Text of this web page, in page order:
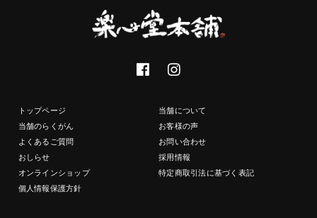
トップページ
当舗について
当舗のらくがん
お客様の声
よくあるご質問
お問い合わせ
おしらせ
採用情報
オンラインショップ
特定商取引法に基づく表記
個人情報保護方針